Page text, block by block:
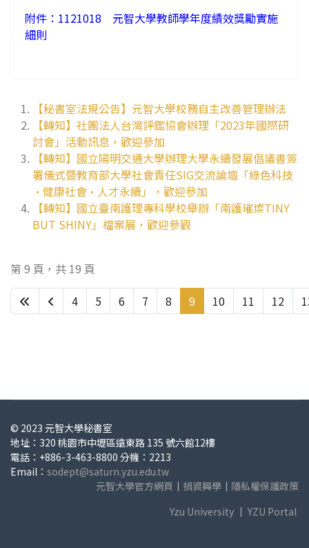
附件：1121018 元智大學教師學年度績效獎勵實施
細則
【秘書室法規公告】元智大學校務自主改善管理辦法
【轉知】社團法人台灣評鑑協會辦理「2023年國際研
討會」活動訊息，歡迎參加
【轉知】國立陽明交通大學辦理大學永續發展倡議書簽
署儀式暨教育部大學社會責任SIG交流論壇「綠色科技
·健康社會·人才永續」，歡迎參加
【轉知】國立臺南護理專科學校舉辦「南護璀燦TINY
BUT SHINY」檔案展，歡迎參觀
第 9 頁，共 19 頁
4
5 6 7 8 9 10 11 12
© 2023 元智大學秘書室
地址：320 桃園市中壢區遠東路 135 號六館12樓
電話：+886-3-463-8800 分機：2213
Email： sodept@saturn.yzu.edu.tw
元智大學官方網頁 ｜ 捐資興學 ｜ 隱私權保護政策
Yzu University ｜ YZU Portal